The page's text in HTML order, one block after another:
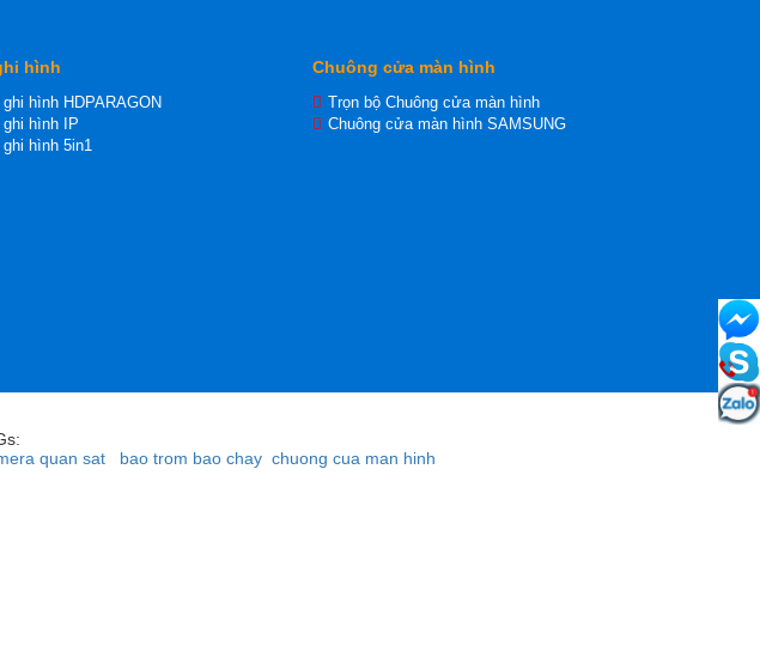
hình
hình HDPARAGON
hình IP
hình 5in1
Chuông cửa màn hình
Trọn bộ Chuông cửa màn hình
Chuông cửa màn hình SAMSUNG
quan sat
bao trom bao chay chuong cua man hinh